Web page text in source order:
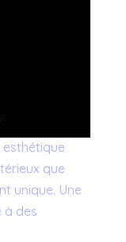
esthétique
que
unique. Une
à des